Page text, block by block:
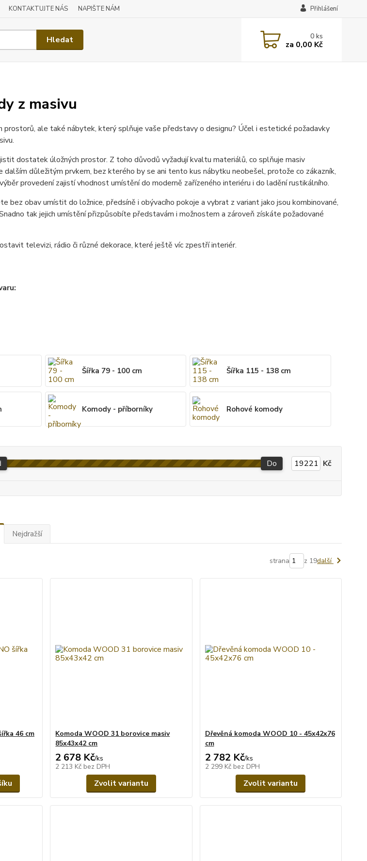
KONTAKTUJTE NÁS NAPIŠTE NÁM Přihlášení
Hledat 0ks
za 0,00 Kč
z masivu
ale také nábytek, který splňuje vaše představy o designu? Účel i estetické požadavky
dostatek úložných prostor. Z toho důvodů vyžadují kvaltu materiálů, co splňuje masiv
dalším důležitým prvkem, bez kterého by se ani tento kus nábytku neobešel, protože co zákazník,
provedení zajistí vhodnost umístění do moderně zařízeného interiéru i do ladění rustikálního.
bez obav umístit do ložnice, předsíně i obývacího pokoje a vybrat z variant jako jsou kombinované,
tak jejich umístění přizpůsobíte představám i možnostem a zároveň získáte požadované
televizi, rádio či různé dekorace, které ještě víc zpestří interiér.
Šířka 79 - 100 cm Šířka 115 - 138 cm
Komody - příborníky Rohové komody
Do Kč
Nejdražší
strana z 19další
46 cm
Komoda WOOD 31 borovice masiv
85x43x42 cm
2 678 Kč/ks
2 213 Kč bez DPH
Zvolit variantu
Dřevěná komoda WOOD 10 - 45x42x76
cm
2 782 Kč/ks
2 299 Kč bez DPH
Zvolit variantu